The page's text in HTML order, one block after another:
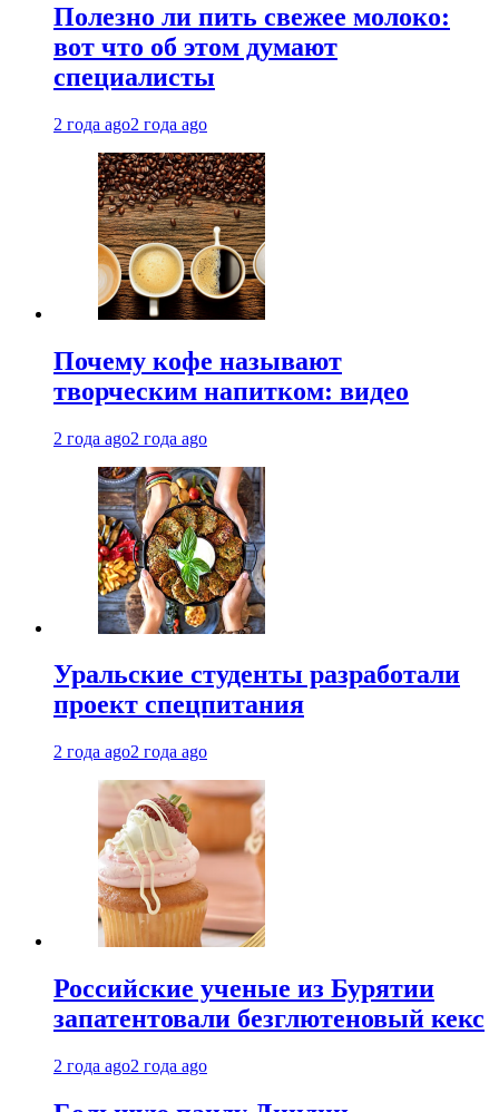
Полезно ли пить свежее молоко:
вот что об этом думают
специалисты
2 года ago2 года ago
Почему кофе называют
творческим напитком: видео
2 года ago2 года ago
Уральские студенты разработали
проект спецпитания
2 года ago2 года ago
Российские ученые из Бурятии
запатентовали безглютеновый кекс
2 года ago2 года ago